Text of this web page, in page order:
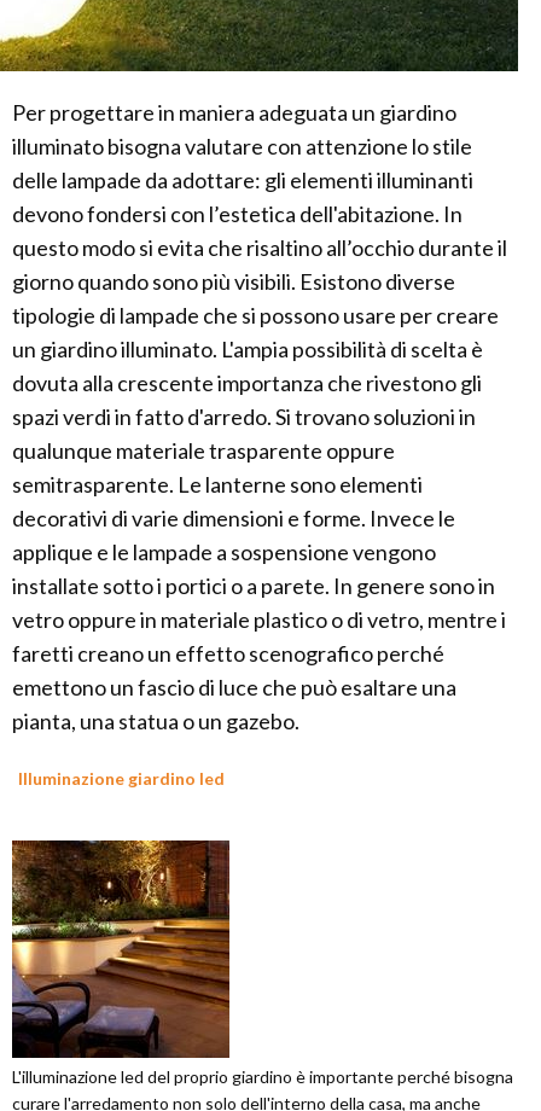
Per progettare in maniera adeguata un giardino
illuminato bisogna valutare con attenzione lo stile
delle lampade da adottare: gli elementi illuminanti
devono fondersi con l’estetica dell'abitazione. In
questo modo si evita che risaltino all’occhio durante il
giorno quando sono più visibili. Esistono diverse
tipologie di lampade che si possono usare per creare
un giardino illuminato. L'ampia possibilità di scelta è
dovuta alla crescente importanza che rivestono gli
spazi verdi in fatto d'arredo. Si trovano soluzioni in
qualunque materiale trasparente oppure
semitrasparente. Le lanterne sono elementi
decorativi di varie dimensioni e forme. Invece le
applique e le lampade a sospensione vengono
installate sotto i portici o a parete. In genere sono in
vetro oppure in materiale plastico o di vetro, mentre i
faretti creano un effetto scenografico perché
emettono un fascio di luce che può esaltare una
pianta, una statua o un gazebo.
Illuminazione giardino led
L'illuminazione led del proprio giardino è importante perché bisogna
curare l'arredamento non solo dell'interno della casa, ma anche